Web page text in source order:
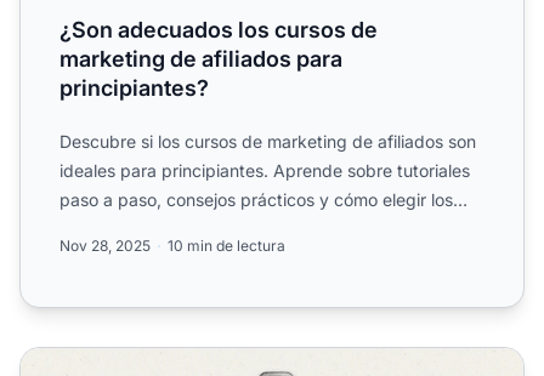
¿Son adecuados los cursos de
marketing de afiliados para
principiantes?
Descubre si los cursos de marketing de afiliados son
ideales para principiantes. Aprende sobre tutoriales
paso a paso, consejos prácticos y cómo elegir los
Nov 28, 2025 10 min de lectura
Mejores plataformas para videos de marketing de